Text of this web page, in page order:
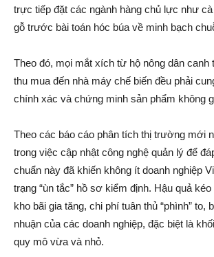
trực tiếp đặt các ngành hàng chủ lực như
gỗ trước bài toán hóc búa về minh bạch
Theo đó, mọi mắt xích từ hộ nông dân canh
thu mua đến nhà máy chế biến đều phải
chính xác và chứng minh sản phẩm không
Theo các báo cáo phân tích thị trường mới
trong việc cập nhật công nghệ quản lý để
chuẩn này đã khiến không ít doanh nghiệp
trạng “ùn tắc” hồ sơ kiểm định. Hậu quả
kho bãi gia tăng, chi phí tuân thủ “phình” to,
nhuận của các doanh nghiệp, đặc biệt là
quy mô vừa và nhỏ.